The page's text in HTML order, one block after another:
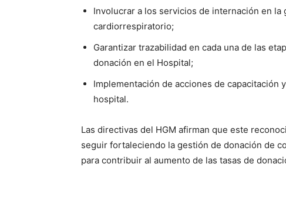
Involucrar a los servicios de internación en
cardiorrespiratorio;
Garantizar trazabilidad en cada una de las
donación en el Hospital;
Implementación de acciones de capacitación
hospital.
Las directivas del HGM afirman que este
seguir fortaleciendo la gestión de donación de
para contribuir al aumento de las tasas de